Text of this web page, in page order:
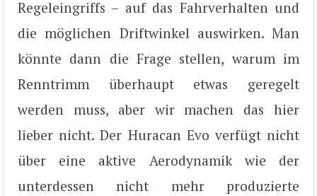
Regeleingriffs – auf das Fahrverhalten und
die möglichen Driftwinkel auswirken. Man
könnte dann die Frage stellen, warum im
Renntrimm überhaupt etwas geregelt
werden muss, aber wir machen das hier
lieber nicht. Der Huracan Evo verfügt nicht
über eine aktive Aerodynamik wie der
unterdessen nicht mehr produzierte